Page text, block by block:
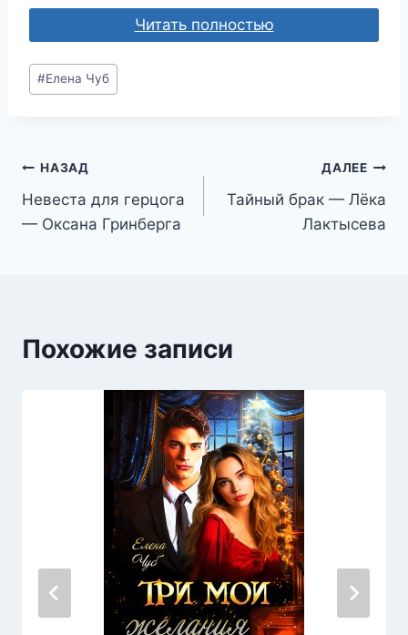
Читать полностью
Метки
записи:
#Елена Чуб
Навигация
по
НАЗАД
Невеста для герцога
— Оксана Гринберга
ДАЛЕЕ
Тайный брак — Лёка
Лактысева
Похожие записи